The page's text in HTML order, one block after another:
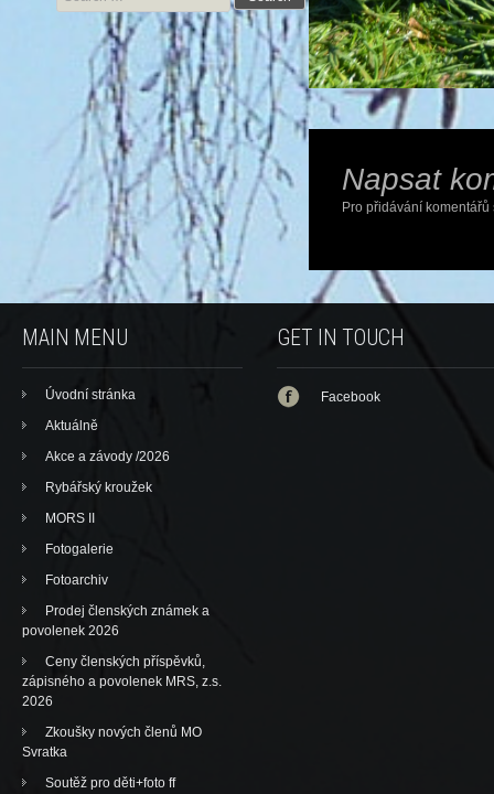
Napsat
Pro přidávání
MAIN MENU
Úvodní stránka
Aktuálně
Akce a závody /2026
Rybářský kroužek
MORS II
Fotogalerie
Fotoarchiv
Prodej členských známek a
povolenek 2026
Ceny členských příspěvků,
zápisného a povolenek MRS, z.s.
2026
Zkoušky nových členů MO
Svratka
Soutěž pro děti+foto ff
GET IN TOUCH
Facebook